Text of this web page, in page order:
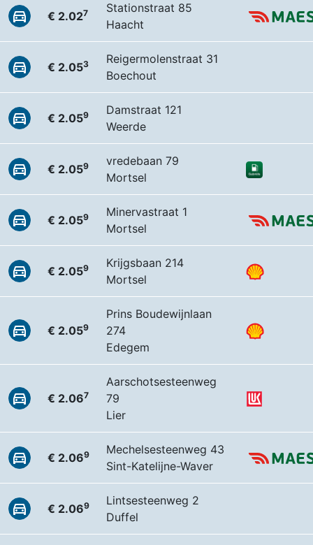
€ 2.027
Stationstraat 85
Haacht
€ 2.053
Reigermolenstraat 31
Boechout
€ 2.059
Damstraat 121
Weerde
€ 2.059
vredebaan 79
Mortsel
€ 2.059
Minervastraat 1
Mortsel
€ 2.059
Krijgsbaan 214
Mortsel
€ 2.059
Prins Boudewijnlaan
274
Edegem
€ 2.067
Aarschotsesteenweg
79
Lier
€ 2.069
Mechelsesteenweg 43
Sint-Katelijne-Waver
€ 2.069
Lintsesteenweg 2
Duffel